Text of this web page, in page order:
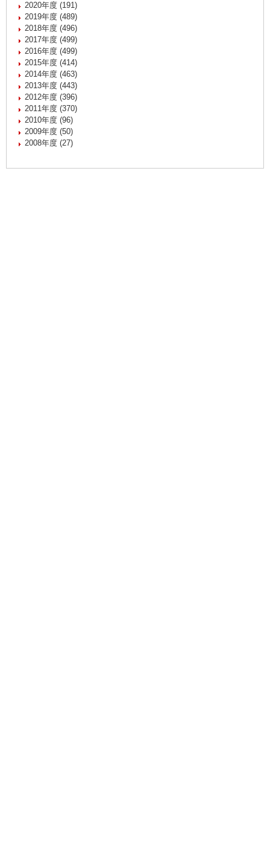
2020年度 (191)
2019年度 (489)
2018年度 (496)
2017年度 (499)
2016年度 (499)
2015年度 (414)
2014年度 (463)
2013年度 (443)
2012年度 (396)
2011年度 (370)
2010年度 (96)
2009年度 (50)
2008年度 (27)